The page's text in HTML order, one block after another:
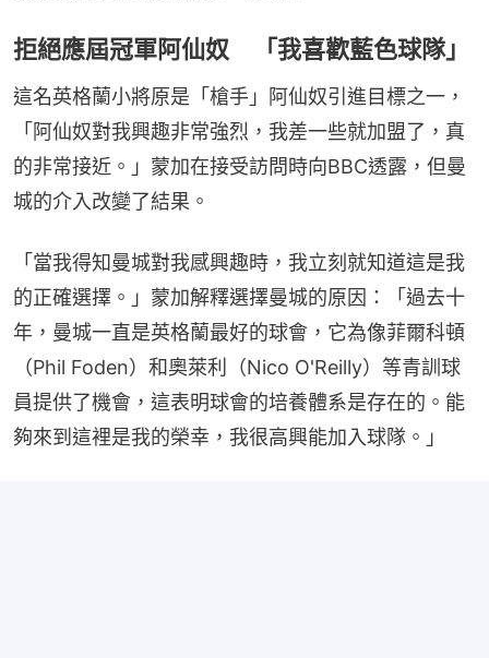
拒絕應屆冠軍阿仙奴 「我喜歡藍色球隊」
這名英格蘭小將原是「槍手」阿仙奴引進目標之一，
「阿仙奴對我興趣非常強烈，我差一些就加盟了，真
的非常接近。」蒙加在接受訪問時向BBC透露，但曼
城的介入改變了結果。
「當我得知曼城對我感興趣時，我立刻就知道這是我
的正確選擇。」蒙加解釋選擇曼城的原因：「過去十
年，曼城一直是英格蘭最好的球會，它為像菲爾科頓
（Phil Foden）和奧萊利（Nico O'Reilly）等青訓球
員提供了機會，這表明球會的培養體系是存在的。能
夠來到這裡是我的榮幸，我很高興能加入球隊。」